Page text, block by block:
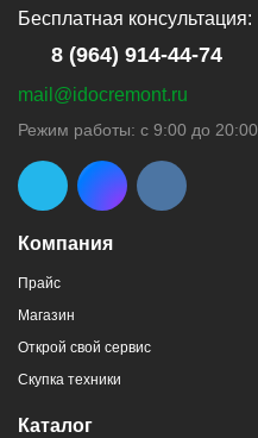
8 (964) 914-44-74
8 (964) 914-44-74
Компания
Прайс
Магазин
Открой свой сервис
Скупка техники
Каталог
Бесплатная консультация:
8 (964) 914-44-74
mail@idocremont.ru
Режим работы: с 9:00 до 20:00